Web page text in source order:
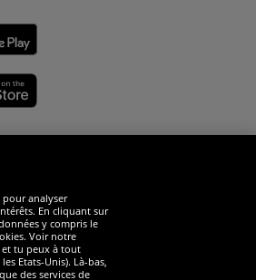
analyser
En cliquant sur
y compris le
Voir notre
et tu peux à tout
Etats-Unis). Là-bas,
des services de